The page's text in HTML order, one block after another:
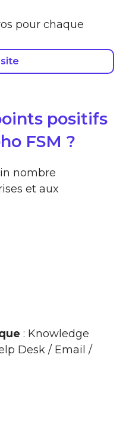
pour chaque
positifs
FSM ?
nombre
et aux
: Knowledge
Desk / Email /